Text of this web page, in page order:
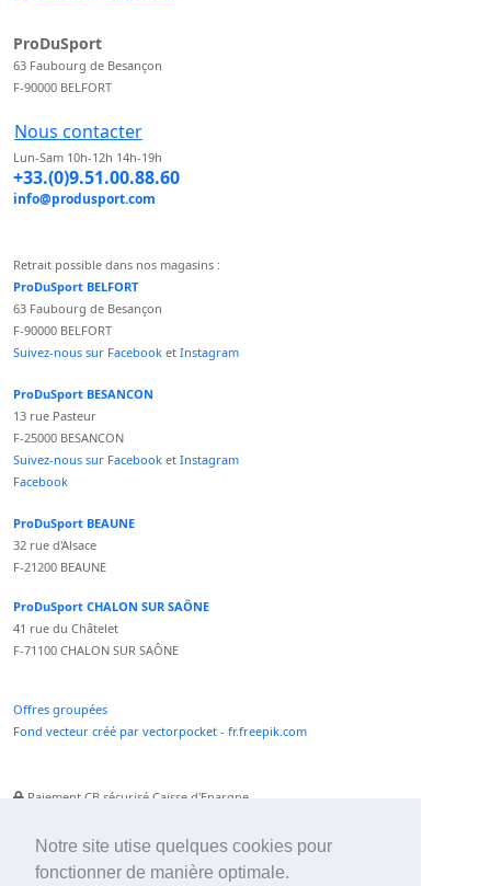
Notre site utise quelques cookies pour
fonctionner de manière optimale.
ProDuSport
63 Faubourg de Besançon
F-90000 BELFORT
Nous contacter
Lun-Sam 10h-12h 14h-19h
+33.(0)9.51.00.88.60
info@produsport.com
Retrait possible dans nos magasins :
ProDuSport BELFORT
63 Faubourg de Besançon
F-90000 BELFORT
Suivez-nous sur Facebook et Instagram
ProDuSport BESANCON
13 rue Pasteur
F-25000 BESANCON
Suivez-nous sur Facebook et Instagram
Facebook
ProDuSport BEAUNE
32 rue d'Alsace
F-21200 BEAUNE
ProDuSport CHALON SUR SAÔNE
41 rue du Châtelet
F-71100 CHALON SUR SAÔNE
Offres groupées
Fond vecteur créé par vectorpocket - fr.freepik.com
Paiement CB sécurisé Caisse d'Epargne
Paiement Paypal accepté